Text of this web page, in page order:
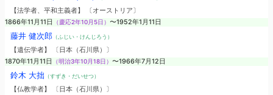
【法学者、平和主義者】 〔オーストリア〕
1866年11月11日
（慶応2年10月5日） 〜1952年1月11日
藤井 健次郎（ふじい・けんじろう）
【遺伝学者】 〔日本（石川県）〕
1870年11月11日
（明治3年10月18日） 〜1966年7月12日
鈴木 大拙 （すずき・だいせつ）
【仏教学者】 〔日本（石川県）〕